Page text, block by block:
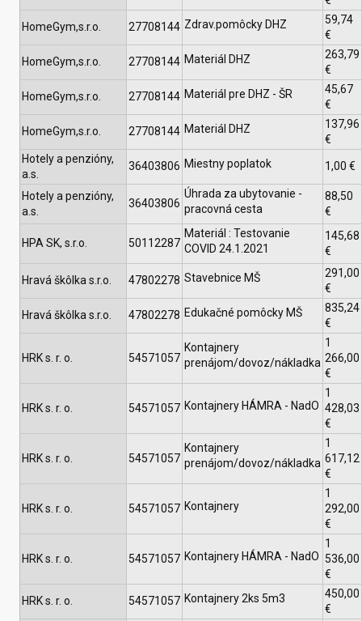
HomeGym,s.r.o. 27708144 Zdrav.pomôcky DHZ
59,74
€
HomeGym,s.r.o. 27708144 Materiál DHZ
263,79
€
HomeGym,s.r.o. 27708144 Materiál pre DHZ - ŠR
45,67
€
HomeGym,s.r.o. 27708144 Materiál DHZ
137,96
€
Hotely a penzióny,
a.s.
36403806 Miestny poplatok 1,00 €
Hotely a penzióny,
a.s.
36403806
Úhrada za ubytovanie -
pracovná cesta
88,50
€
HPA SK, s.r.o. 50112287
Materiál : Testovanie
COVID 24.1.2021
145,68
€
Hravá škôlka s.r.o. 47802278 Stavebnice MŠ
291,00
€
Hravá škôlka s.r.o. 47802278 Edukačné pomôcky MŠ
835,24
€
HRK s. r. o. 54571057
Kontajnery
prenájom/dovoz/nákladka
1
266,00
€
HRK s. r. o. 54571057 Kontajnery HÁMRA - NadO
1
428,03
€
HRK s. r. o. 54571057
Kontajnery
prenájom/dovoz/nákladka
1
617,12
€
HRK s. r. o. 54571057 Kontajnery
1
292,00
€
HRK s. r. o. 54571057 Kontajnery HÁMRA - NadO
1
536,00
€
HRK s. r. o. 54571057 Kontajnery 2ks 5m3
450,00
€